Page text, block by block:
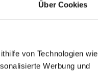
Über Cookies
von Technologien wie
Werbung und